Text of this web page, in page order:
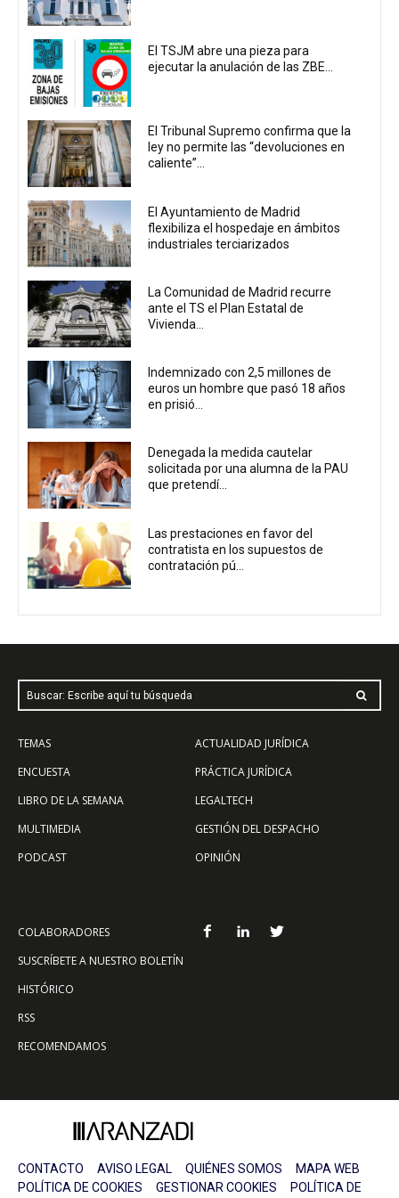
El TSJM abre una pieza para
ejecutar la anulación de las ZBE...
El Tribunal Supremo confirma que la
ley no permite las “devoluciones en
caliente”...
El Ayuntamiento de Madrid
flexibiliza el hospedaje en ámbitos
industriales terciarizados
La Comunidad de Madrid recurre
ante el TS el Plan Estatal de
Vivienda...
Indemnizado con 2,5 millones de
euros un hombre que pasó 18 años
en prisió...
Denegada la medida cautelar
solicitada por una alumna de la PAU
que pretendí...
Las prestaciones en favor del
contratista en los supuestos de
contratación pú...
Buscar: Escribe aquí tu búsqueda
TEMAS
ENCUESTA
LIBRO DE LA SEMANA
MULTIMEDIA
PODCAST
ACTUALIDAD JURÍDICA
PRÁCTICA JURÍDICA
LEGALTECH
GESTIÓN DEL DESPACHO
OPINIÓN
COLABORADORES
SUSCRÍBETE A NUESTRO BOLETÍN
HISTÓRICO
RSS
RECOMENDAMOS
CONTACTO AVISO LEGAL QUIÉNES SOMOS
MAPA WEB
POLÍTICA DE COOKIES
GESTIONAR COOKIES POLÍTICA DE